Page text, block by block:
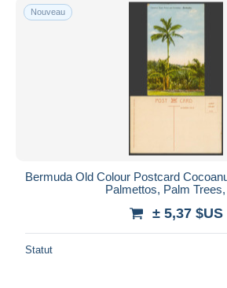
Nouveau
Bermuda Old Colour Postcard
Palmettos, Palm
± 5,37 $US
Statut